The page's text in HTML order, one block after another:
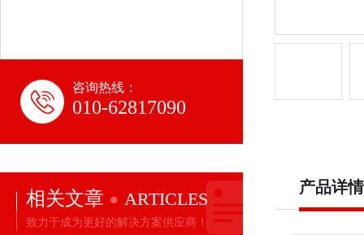
咨询热线：
010-62817090
相关文章 ARTICLES
致力于成为更好的解决方案供应商！
产品详情